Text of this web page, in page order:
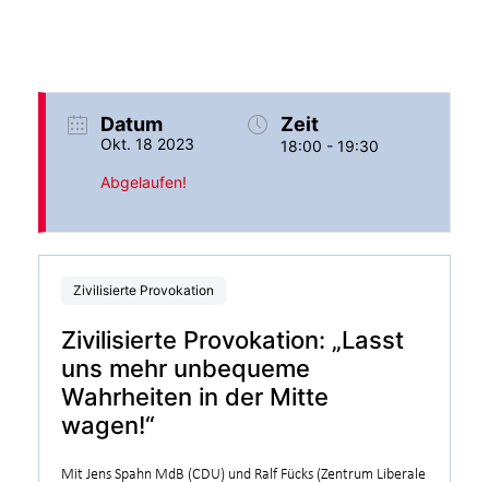
Datum
Okt. 18 2023
Abgelaufen!
Zeit
18:00 - 19:30
Zivilisierte Provokation
Zivilisierte Provokation: „Lasst
uns mehr unbequeme
Wahrheiten in der Mitte
wagen!“
Mit Jens Spahn MdB (CDU) und Ralf Fücks (Zentrum Liberale